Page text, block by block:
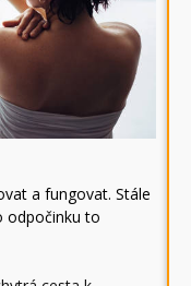
a fungovat. Stále
odpočinku to